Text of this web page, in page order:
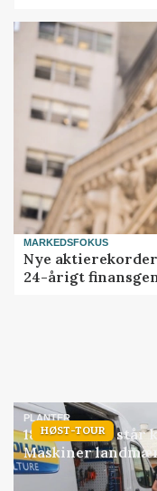
MARKEDSFOKUS
Nye
24-årigt
HØST-TOUR
PLANTER
18 montører står
Maskiner